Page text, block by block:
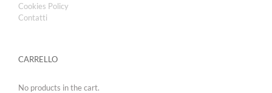
Cookies Policy
Contatti
CARRELLO
No products in the cart.